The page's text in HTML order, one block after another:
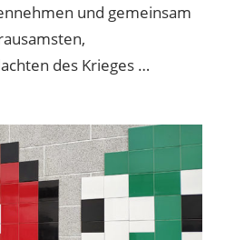
und gemeinsam
des Krieges …